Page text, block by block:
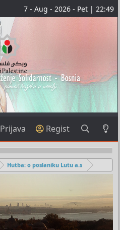
7 - Aug - 2026 - Pet | 22:49
Prijava Regist
Hutba: o poslaniku Lutu a.s